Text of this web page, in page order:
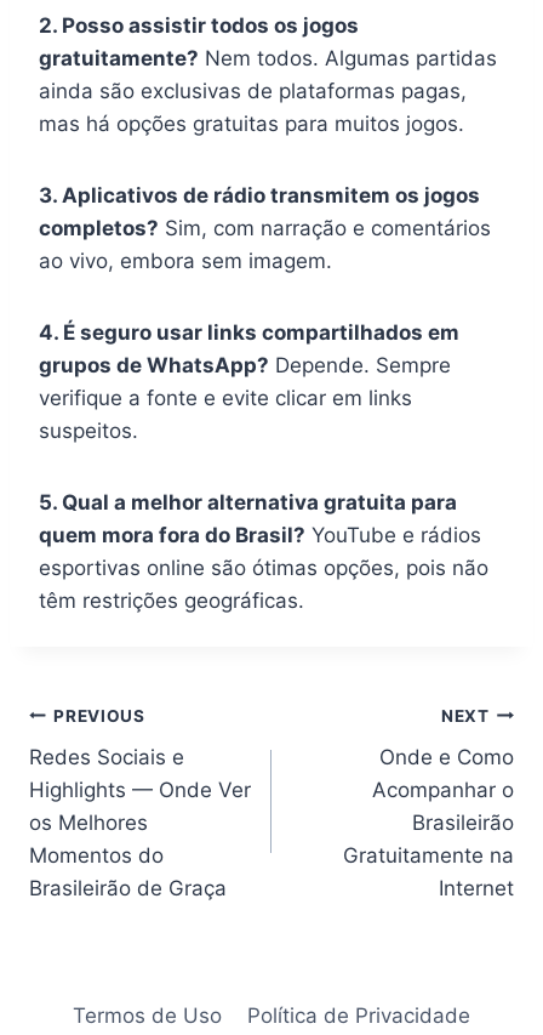
2. Posso assistir todos os jogos
gratuitamente? Nem todos. Algumas partidas
ainda são exclusivas de plataformas pagas,
mas há opções gratuitas para muitos jogos.
3. Aplicativos de rádio transmitem os jogos
completos? Sim, com narração e comentários
ao vivo, embora sem imagem.
4. É seguro usar links compartilhados em
grupos de WhatsApp? Depende. Sempre
verifique a fonte e evite clicar em links
suspeitos.
5. Qual a melhor alternativa gratuita para
quem mora fora do Brasil? YouTube e rádios
esportivas online são ótimas opções, pois não
têm restrições geográficas.
Navegação
de
artigos
PREVIOUS
Redes Sociais e
Highlights — Onde Ver
os Melhores
Momentos do
Brasileirão de Graça
NEXT
Onde e Como
Acompanhar o
Brasileirão
Gratuitamente na
Internet
Termos de Uso Política de Privacidade